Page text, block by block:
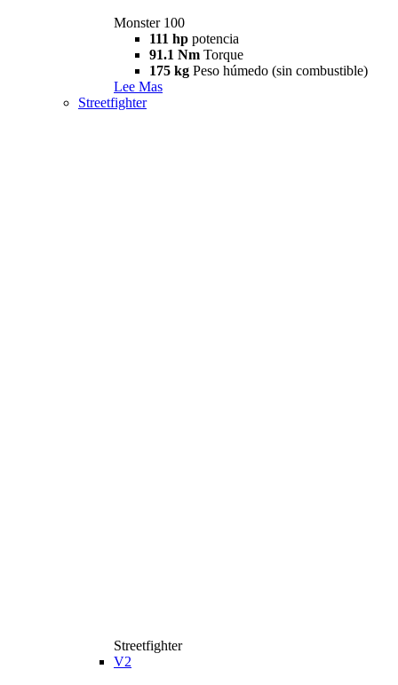
Monster 100
111 hp potencia
91.1 Nm Torque
175 kg Peso húmedo (sin combustible)
Lee Mas
Streetfighter
Streetfighter
V2